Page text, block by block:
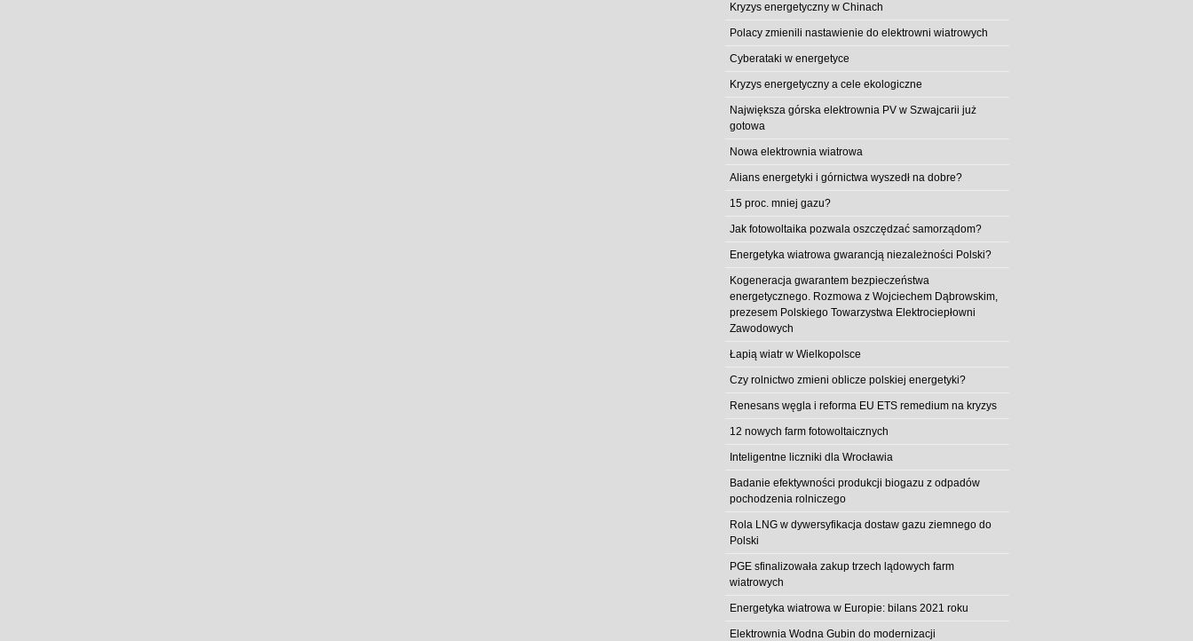
Kryzys energetyczny w Chinach
Polacy zmienili nastawienie do elektrowni wiatrowych
Cyberataki w energetyce
Kryzys energetyczny a cele ekologiczne
Największa górska elektrownia PV w Szwajcarii już
gotowa
Nowa elektrownia wiatrowa
Alians energetyki i górnictwa wyszedł na dobre?
15 proc. mniej gazu?
Jak fotowoltaika pozwala oszczędzać samorządom?
Energetyka wiatrowa gwarancją niezależności Polski?
Kogeneracja gwarantem bezpieczeństwa
energetycznego. Rozmowa z Wojciechem Dąbrowskim,
prezesem Polskiego Towarzystwa Elektrociepłowni
Zawodowych
Łapią wiatr w Wielkopolsce
Czy rolnictwo zmieni oblicze polskiej energetyki?
Renesans węgla i reforma EU ETS remedium na kryzys
12 nowych farm fotowoltaicznych
Inteligentne liczniki dla Wrocławia
Badanie efektywności produkcji biogazu z odpadów
pochodzenia rolniczego
Rola LNG w dywersyfikacja dostaw gazu ziemnego do
Polski
PGE sfinalizowała zakup trzech lądowych farm
wiatrowych
Energetyka wiatrowa w Europie: bilans 2021 roku
Elektrownia Wodna Gubin do modernizacji